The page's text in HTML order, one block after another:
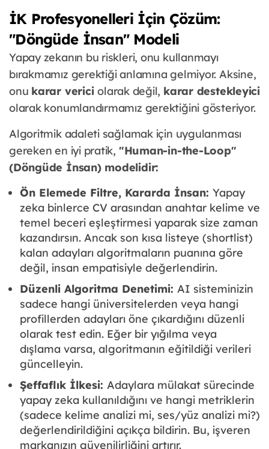
İK Profesyonelleri İçin Çözüm:
"Döngüde İnsan" Modeli
Yapay zekanın bu riskleri, onu kullanmayı
bırakmamız gerektiği anlamına gelmiyor. Aksine,
onu karar vericiolarak değil, karar destekleyici
olarak konumlandırmamız gerektiğini gösteriyor.
Algoritmik adaleti sağlamak için uygulanması
gereken en iyi pratik, "Human-in-the-Loop"
(Döngüde İnsan) modelidir:
Ön Elemede Filtre, Kararda İnsan: Yapay
zeka binlerce CV arasından anahtar kelime ve
temel beceri eşleştirmesi yaparak size zaman
kazandırsın. Ancak son kısa listeye (shortlist)
kalan adayları algoritmaların puanına göre
değil, insan empatisiyle değerlendirin.
Düzenli Algoritma Denetimi: AI sisteminizin
sadece hangi üniversitelerden veya hangi
profillerden adayları öne çıkardığını düzenli
olarak test edin. Eğer bir yığılma veya
dışlama varsa, algoritmanın eğitildiği verileri
güncelleyin.
Şeffaflık İlkesi: Adaylara mülakat sürecinde
yapay zeka kullanıldığını ve hangi metriklerin
(sadece kelime analizi mi, ses/yüz analizi mi?)
değerlendirildiğini açıkça bildirin. Bu, işveren
markanızın güvenilirliğini artırır.